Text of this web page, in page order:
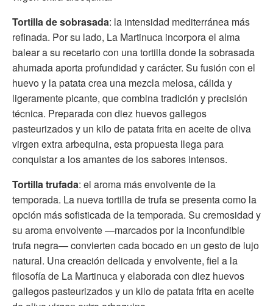
Tortilla de sobrasada: la intensidad mediterránea más
refinada. Por su lado, La Martinuca incorpora el alma
balear a su recetario con una tortilla donde la sobrasada
ahumada aporta profundidad y carácter. Su fusión con el
huevo y la patata crea una mezcla melosa, cálida y
ligeramente picante, que combina tradición y precisión
técnica. Preparada con diez huevos gallegos
pasteurizados y un kilo de patata frita en aceite de oliva
virgen extra arbequina, esta propuesta llega para
conquistar a los amantes de los sabores intensos.
Tortilla trufada: el aroma más envolvente de la
temporada. La nueva tortilla de trufa se presenta como la
opción más sofisticada de la temporada. Su cremosidad y
su aroma envolvente —marcados por la inconfundible
trufa negra— convierten cada bocado en un gesto de lujo
natural. Una creación delicada y envolvente, fiel a la
filosofía de La Martinuca y elaborada con diez huevos
gallegos pasteurizados y un kilo de patata frita en aceite